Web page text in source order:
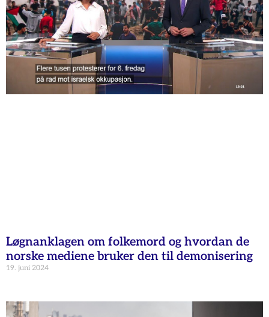
Løgnanklagen om folkemord og hvordan de
norske mediene bruker den til demonisering
19. juni 2024